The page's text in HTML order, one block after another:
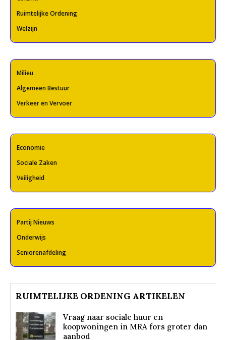
Ruimtelijke Ordening
Welzijn
Milieu
Algemeen Bestuur
Verkeer en Vervoer
Economie
Sociale Zaken
Veiligheid
Partij Nieuws
Onderwijs
Seniorenafdeling
RUIMTELIJKE ORDENING ARTIKELEN
Vraag naar sociale huur en
koopwoningen in MRA fors groter dan
aanbod